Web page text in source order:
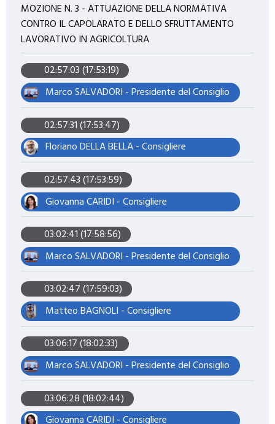
MOZIONE N. 3 - ATTUAZIONE DELLA NORMATIVA
CONTRO IL CAPOLARATO E DELLO SFRUTTAMENTO
LAVORATIVO IN AGRICOLTURA
02:57:03 (17:53:19)
Marco SALVADORI - Presidente del Consiglio
02:57:31 (17:53:47)
Floriano DELLA BELLA - Consigliere
02:57:43 (17:53:59)
Giovanna CARIDI - Consigliere
03:02:41 (17:58:56)
Marco SALVADORI - Presidente del Consiglio
03:02:47 (17:59:03)
Matteo BAGNOLI - Consigliere
03:06:17 (18:02:33)
Marco SALVADORI - Presidente del Consiglio
03:06:28 (18:02:44)
Giovanna CARIDI - Consigliere